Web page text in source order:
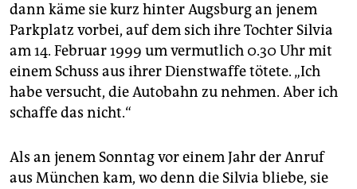
verlag
veranstaltungen
shop
fragen & hilfe
abo
dann käme sie kurz hinter Augsburg an jenem
Parkplatz vorbei, auf dem sich ihre Tochter Silvia
am 14. Februar 1999 um vermutlich 0.30 Uhr mit
einem Schuss aus ihrer Dienstwaffe tötete. „Ich
habe versucht, die Autobahn zu nehmen. Aber ich
schaffe das nicht.“
Als an jenem Sonntag vor einem Jahr der Anruf
aus München kam, wo denn die Silvia bliebe, sie